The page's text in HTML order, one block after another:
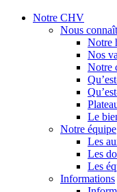
Notre CHV
Nous
Notre
Nos
Notre
Le
Notre équipe
Les
Les
Les
Informations